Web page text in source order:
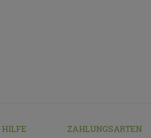
HILFE ZAHLUNGSARTEN